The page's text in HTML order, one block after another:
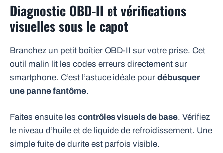
Diagnostic OBD-II et vérifications
visuelles sous le capot
Branchez un petit boîtier OBD-II sur votre prise. Cet
outil malin lit les codes erreurs directement sur
smartphone. C’est l’astuce idéale pour débusquer
une panne fantôme.
Faites ensuite les contrôles visuels de base. Vérifiez
le niveau d’huile et de liquide de refroidissement. Une
simple fuite de durite est parfois visible.